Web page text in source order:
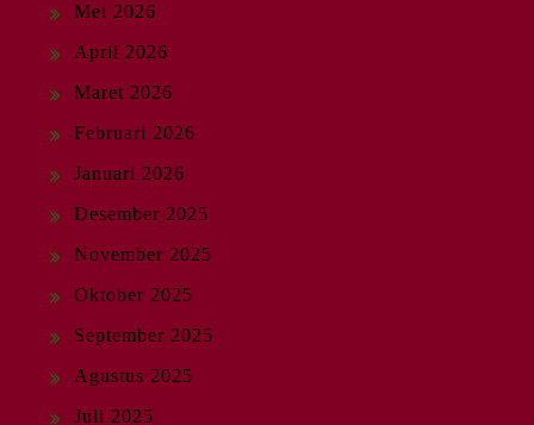
Mei 2026
April 2026
Maret 2026
Februari 2026
Januari 2026
Desember 2025
November 2025
Oktober 2025
September 2025
Agustus 2025
Juli 2025